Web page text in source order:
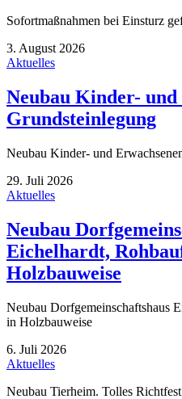
Sofortmaßnahmen bei Einsturz
3. August 2026
Aktuelles
Neubau Kinder- und
Grundsteinlegung
Neubau Kinder- und
29. Juli 2026
Aktuelles
Neubau
Eichelhardt,
Holzbauweise
Neubau Dorfgemeinschaftshaus
in Holzbauweise
6. Juli 2026
Aktuelles
Neubau Tierheim. Tolles